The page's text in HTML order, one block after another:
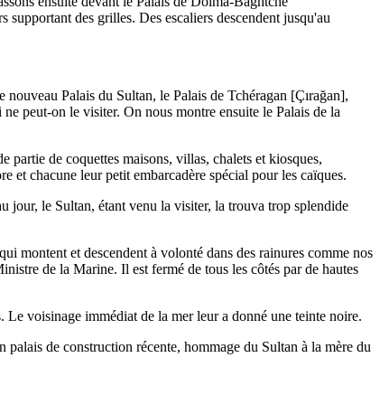
des grilles. Des escaliers descendent jusqu'au
Palais du Sultan, le Palais de Tchéragan [Çırağan],
peut-on le visiter. On nous montre ensuite le Palais de la
de coquettes maisons, villas, chalets et kiosques,
et chacune leur petit embarcadère spécial pour les caïques.
jour, le Sultan, étant venu la visiter, la trouva trop splendide
montent et descendent à volonté dans des rainures comme nos
de la Marine. Il est fermé de tous les côtés par de hautes
voisinage immédiat de la mer leur a donné une teinte noire.
de construction récente, hommage du Sultan à la mère du